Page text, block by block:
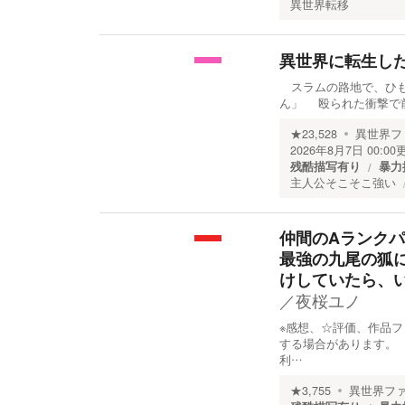
異世界転移
異世界に転生し
スラムの路地で、ひ
ん」 殴られた衝撃で
★23,528
異世界
2026年8月7日 00:00
残酷描写有り
暴
主人公そこそこ強い
仲間のAランク
最強の九尾の狐
けしていたら、
／夜桜ユノ
※感想、☆評価、作品
する場合があります
利…
★3,755
異世界フ